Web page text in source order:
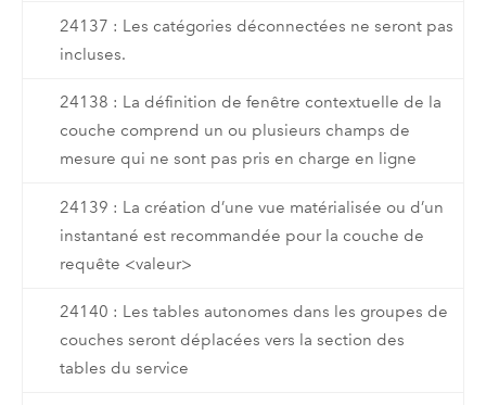
24137 : Les catégories déconnectées ne seront pas
incluses.
24138 : La définition de fenêtre contextuelle de la
couche comprend un ou plusieurs champs de
mesure qui ne sont pas pris en charge en ligne
24139 : La création d’une vue matérialisée ou d’un
instantané est recommandée pour la couche de
requête <valeur>
24140 : Les tables autonomes dans les groupes de
couches seront déplacées vers la section des
tables du service